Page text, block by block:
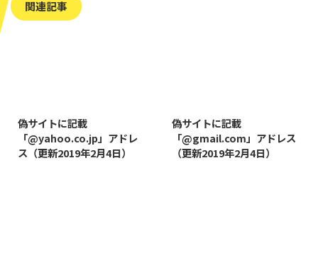
関連記事
偽サイトに記載
「@yahoo.co.jp」アドレ
ス（更新2019年2月4日）
偽サイトに記載
「@gmail.com」アドレス
（更新2019年2月4日）